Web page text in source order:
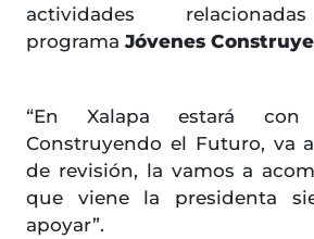
actividades
programaJóvenes
“En Xalapa estará con
Construyendo el Futuro, va
de revisión, la vamos a
que viene la presidenta
apoyar”.